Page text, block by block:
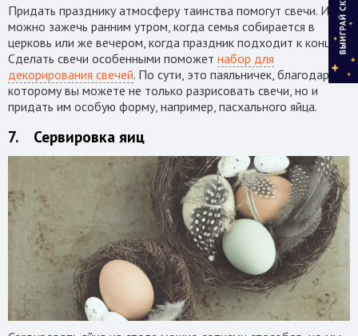
Придать празднику атмосферу таинства помогут свечи. Их
можно зажечь ранним утром, когда семья собирается в
церковь или же вечером, когда праздник подходит к концу.
Сделать свечи особенными поможет набор для
декорирования свечей. По сути, это паяльничек, благодаря
которому вы можете не только разрисовать свечи, но и
придать им особую форму, например, пасхального яйца.
7. Сервировка яиц